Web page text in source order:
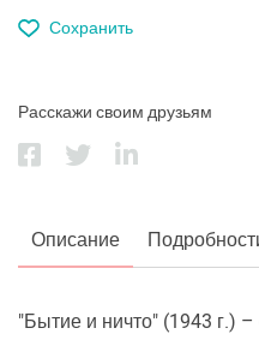
Сохранить
Расскажи своим друзьям
Описание
"Бытие и ничто" (1943 г.)